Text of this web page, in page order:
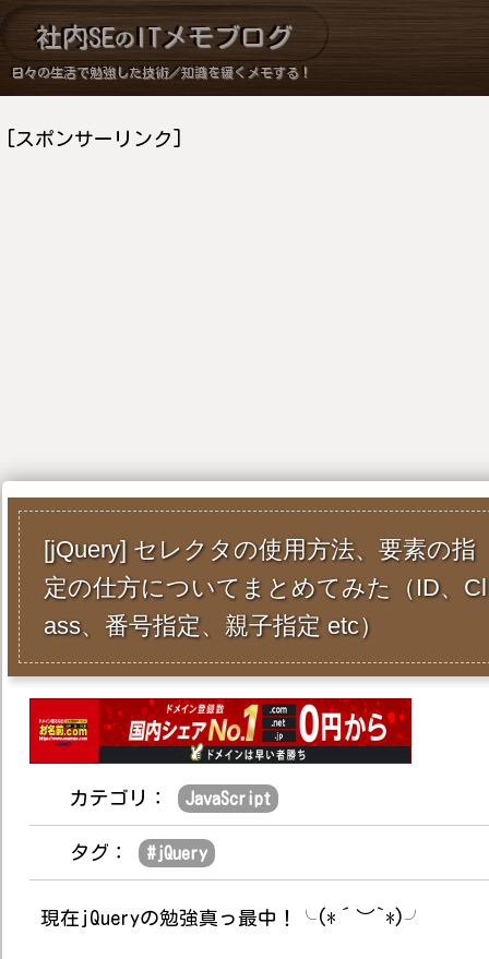
社内SEのITメモブログ
日々の生活で勉強した技術／知識を緩くメモする！
[スポンサーリンク]
[jQuery] セレクタの使用方法、要素の指
定の仕方についてまとめてみた（ID、Cl
ass、番号指定、親子指定 etc）
カテゴリ： JavaScript
タグ： #jQuery
現在jQueryの勉強真っ最中！╰(*´︶`*)╯